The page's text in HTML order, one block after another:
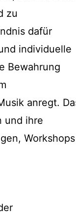
zu
dafür
individuelle
Bewahrung
anregt.
und ihre
Workshops